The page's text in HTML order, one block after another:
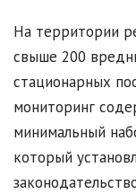
На территории
свыше 200
стационарных
мониторинг
минимальный
который